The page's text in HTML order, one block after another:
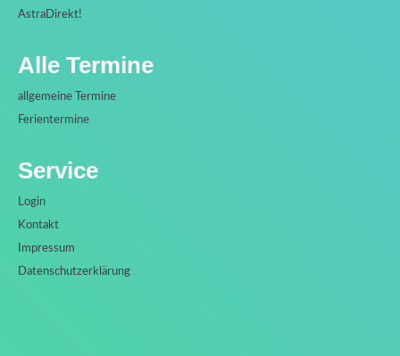
AstraDirekt!
Alle Termine
allgemeine Termine
Ferientermine
Service
Login
Kontakt
Impressum
Datenschutzerklärung